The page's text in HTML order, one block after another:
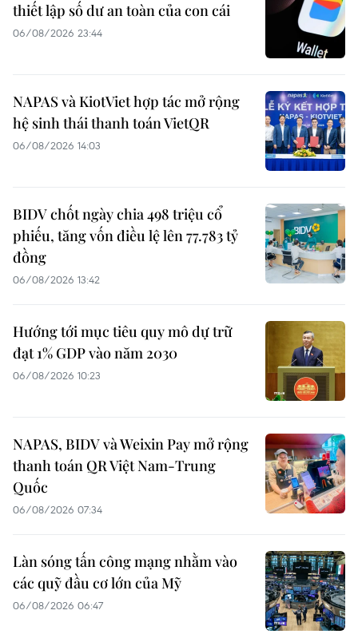
thiết lập số dư an toàn của con cái
06/08/2026 23:44
NAPAS và KiotViet hợp tác mở rộng
hệ sinh thái thanh toán VietQR
06/08/2026 14:03
BIDV chốt ngày chia 498 triệu cổ
phiếu, tăng vốn điều lệ lên 77.783 tỷ
đồng
06/08/2026 13:42
Hướng tới mục tiêu quy mô dự trữ
đạt 1% GDP vào năm 2030
06/08/2026 10:23
NAPAS, BIDV và Weixin Pay mở rộng
thanh toán QR Việt Nam-Trung
Quốc
06/08/2026 07:34
Làn sóng tấn công mạng nhằm vào
các quỹ đầu cơ lớn của Mỹ
06/08/2026 06:47